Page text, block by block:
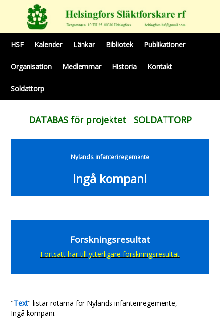
HSF Kalender Länkar Bibliotek Publikationer
Organisation Medlemmar Historia Kontakt
Soldattorp
DATABAS för projektet SOLDATTORP
Nylands infanteriregemente
Ingå kompani
Forskningsresultat
Fortsätt här till ytterligare forskningsresultat
"Text" listar rotarna för Nylands infanteriregemente,
Ingå kompani.